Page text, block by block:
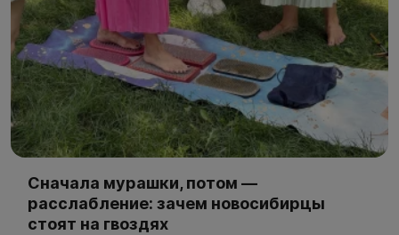
Сначала мурашки, потом —
расслабление: зачем новосибирцы
стоят на гвоздях